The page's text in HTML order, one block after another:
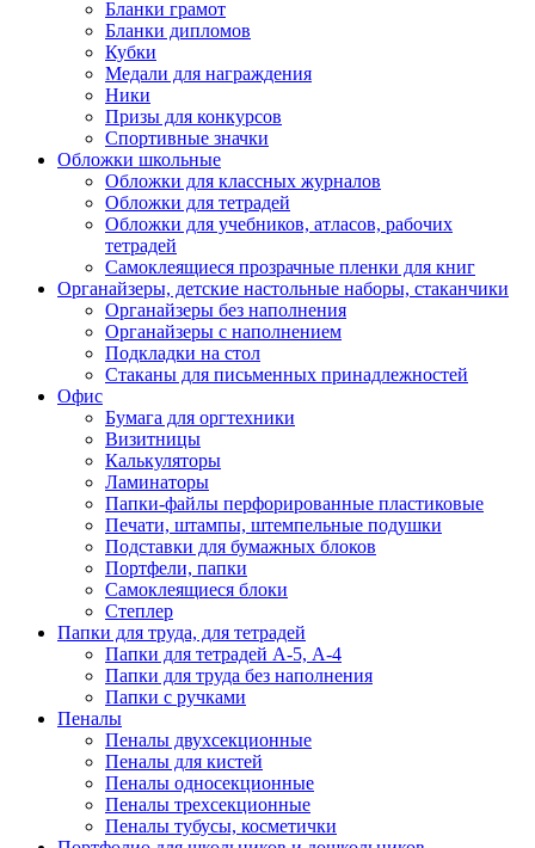
Бланки грамот
Бланки дипломов
Кубки
Медали для награждения
Ники
Призы для конкурсов
Спортивные значки
Обложки школьные
Обложки для классных журналов
Обложки для тетрадей
Обложки для учебников, атласов, рабочих
тетрадей
Самоклеящиеся прозрачные пленки для книг
Органайзеры, детские настольные наборы, стаканчики
Органайзеры без наполнения
Органайзеры с наполнением
Подкладки на стол
Стаканы для письменных принадлежностей
Офис
Бумага для оргтехники
Визитницы
Калькуляторы
Ламинаторы
Папки-файлы перфорированные пластиковые
Печати, штампы, штемпельные подушки
Подставки для бумажных блоков
Портфели, папки
Самоклеящиеся блоки
Степлер
Папки для труда, для тетрадей
Папки для тетрадей А-5, А-4
Папки для труда без наполнения
Папки с ручками
Пеналы
Пеналы двухсекционные
Пеналы для кистей
Пеналы односекционные
Пеналы трехсекционные
Пеналы тубусы, косметички